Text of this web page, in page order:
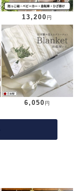
13,200 円
6,050 円